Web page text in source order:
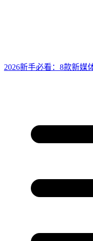
2026新手必看：8款新媒